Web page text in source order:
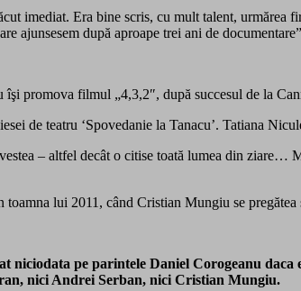
imediat. Era bine scris, cu mult talent, urmărea
ajunsesem după aproape trei ani de
promova filmul „4,3,2″, după succesul de la
de teatru ‘Spovedanie la Tanacu’. Tatiana
– altfel decât o citise toată lumea din ziare…
lui 2011, când Cristian Mungiu se
niciodata pe parintele Daniel Corogeanu
nici Andrei Serban, nici Cristian Mungiu.